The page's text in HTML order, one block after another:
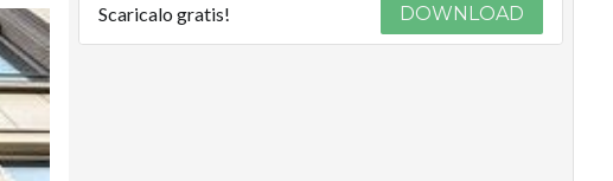
Scaricalo gratis! DOWNLOAD